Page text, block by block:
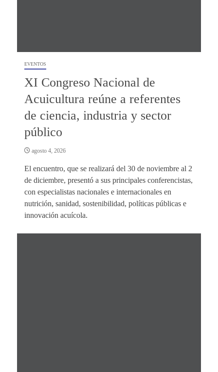
EVENTOS
XI Congreso Nacional de
Acuicultura reúne a referentes
de ciencia, industria y sector
público
agosto 4, 2026
El encuentro, que se realizará del 30 de noviembre al 2
de diciembre, presentó a sus principales conferencistas,
con especialistas nacionales e internacionales en
nutrición, sanidad, sostenibilidad, políticas públicas e
innovación acuícola.